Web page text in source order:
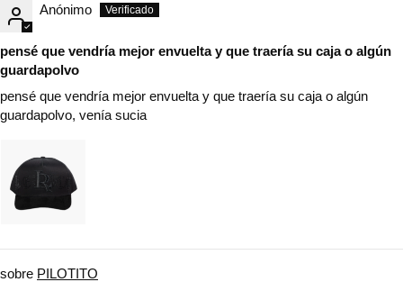
Anónimo
pensé que vendría mejor envuelta y que traería su caja o algún
guardapolvo
pensé que vendría mejor envuelta y que traería su caja o algún
guardapolvo, venía sucia
PILOTITO